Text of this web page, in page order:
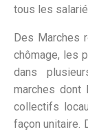
tous les
Des Marches
chômage, les
dans
marches dont
collectifs
façon unitaire.